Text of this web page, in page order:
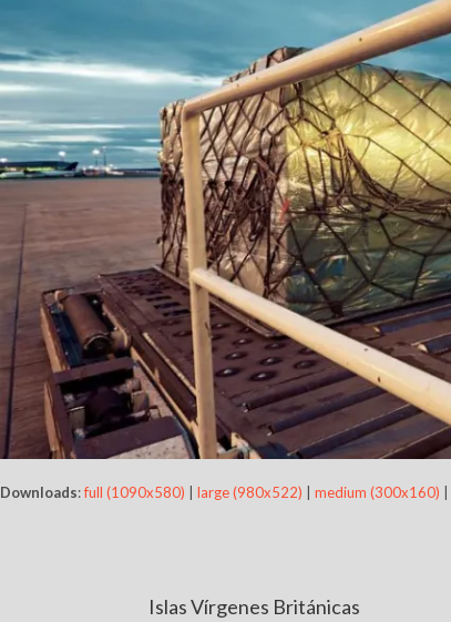
Downloads:full (1090x580) | large (980x522) | medium (300x160) |
Islas Vírgenes Británicas